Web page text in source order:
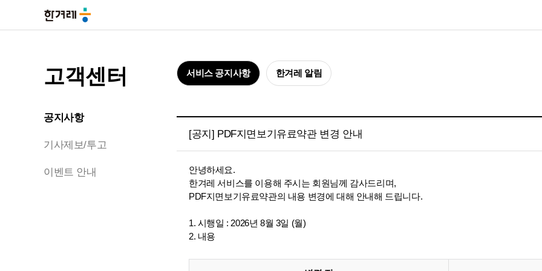
고객센터
공지사항
기사제보/투고
이벤트 안내
서비스 공지사항 한겨레 알림
[공지] PDF지면보기유료약관 변경 안내
안녕하세요.
한겨레 서비스를 이용해 주시는 회원님께 감사드리며,
PDF지면보기유료약관의 내용 변경에 대해 안내해 드립니다.
1. 시행일 : 2026년 8월 3일 (월)
2. 내용